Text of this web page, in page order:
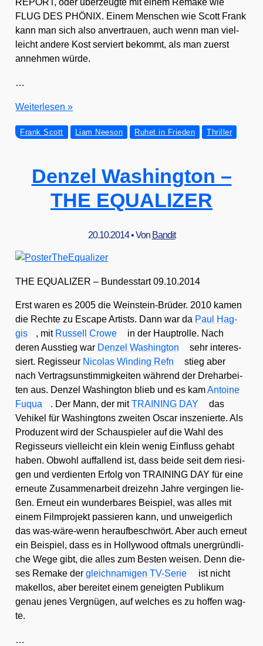
REPORT, oder über­zeug­te mit einem Remake wie
FLUG DES PHÖNIX. Einem Men­schen wie Scott Frank
kann man sich also anver­trau­en, auch wenn man viel­
leicht ande­re Kost ser­viert bekommt, als man zuerst
anneh­men wür­de.
…
RUHET
FRIEDEN
Wei­ter­le­sen »
Frank Scott Liam Neeson Ruhet in Frieden Thriller
Denzel Washington –
THE EQUALIZER
20.10.2014• Von Bandit
THE EQUALIZER – Bun­des­start 09.10.2014
Erst waren es 2005 die Wein­stein-Brü­der. 2010 kamen
die Rech­te zu Escape Artists. Dann war da Paul Hag­
gis
, mit Rus­sell Cro­we
in der Haupt­rol­le. Nach
deren Aus­stieg war Den­zel Washing­ton
sehr inter­es­
siert. Regis­seur Nico­las Win­ding Refn
stieg aber
nach Ver­trags­un­stim­mig­kei­ten wäh­rend der Dreh­ar­bei­
ten aus. Den­zel Washing­ton blieb und es kamAntoine
Fuqua
. Der Mann, der mitTRAINING DAY
das
Vehi­kel für Washing­tons zwei­ten Oscar insze­nier­te. Als
Pro­du­zent wird der Schau­spie­ler auf die Wahl des
Regis­seurs viel­leicht ein klein wenig Ein­fluss gehabt
haben. Obwohl auf­fal­lend ist, dass bei­de seit dem rie­si­
gen und ver­dien­ten Erfolg von TRAINING DAY für eine
erneu­te Zusam­men­ar­beit drei­zehn Jah­re ver­gin­gen lie­
ßen. Erneut ein wun­der­ba­res Bei­spiel, was alles mit
einem Film­pro­jekt pas­sie­ren kann, und unwei­ger­lich
das was-wäre-wenn her­auf­be­schwört. Aber auch erneut
ein Bei­spiel, dass es in Hol­ly­wood oft­mals uner­gründ­li­
che Wege gibt, die alles zum Bes­ten wei­sen. Denn die­
ses Remake dergleich­na­mi­gen TV-Serie
ist nicht
makel­los, aber berei­tet einem geneig­ten Publi­kum
genau jenes Ver­gnü­gen, auf wel­ches es zu hof­fen wag­
te.
…